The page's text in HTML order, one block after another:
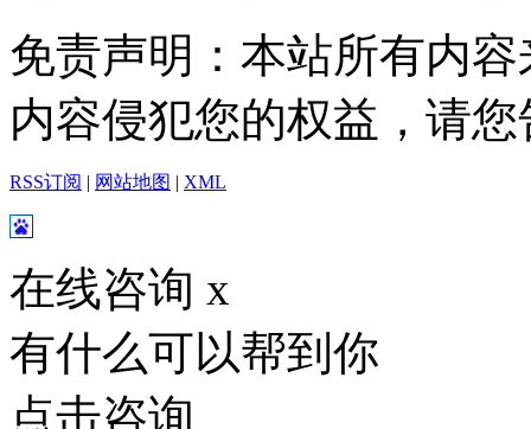
免责声明：本站所有内
内容侵犯您的权益，请
RSS订阅 | 网站地图 | XML
在线咨询 x
有什么可以帮到你
点击咨询